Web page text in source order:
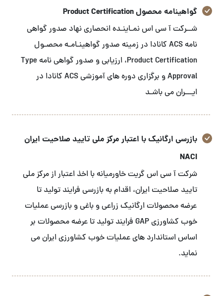
گواهینامه محصول Product Certification
شــرکت آ سی اس نمـاینـده انحصاری نهاد صدور گواهی
نامه ACS کانادا در زمینه صدور گواهینـامـه محصـول
Product Certification، ارزیابی و صدور گواهی نامه Type
Approval و برگزاری دوره های آموزشی ACS کانادا در
ایـــران می باشـد
بازرسی ارگانیک با اعتبار مرکز ملی تایید صلاحیت ایران
NACI
شرکت آ سی اس گریت خاورمیانه با اخذ اعتبار از مرکز ملی
تایید صلاحیت ایران، اقدام به بازرسی فرایند تولید تا
عرضه محصولات ارگانیک زراعی و باغی و بازرسی عملیات
خوب کشاورزی GAP فرایند تولید تا عرضه محصولات بر
اساس استاندارد های عملیات خوب کشاورزی ایران می
نماید.